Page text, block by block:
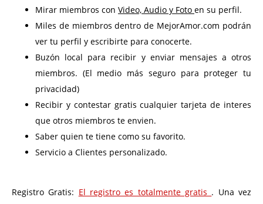
Mirar miembros con Video, Audio y Foto en su perfil.
Miles de miembros dentro de MejorAmor.com podrán
ver tu perfil y escribirte para conocerte.
Buzón local para recibir y enviar mensajes a otros
miembros. (El medio más seguro para proteger tu
privacidad)
Recibir y contestar gratis cualquier tarjeta de interes
que otros miembros te envien.
Saber quien te tiene como su favorito.
Servicio a Clientes personalizado.
Registro Gratis: El registro es totalmente gratis . Una vez